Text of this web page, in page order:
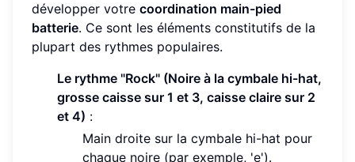
développer votre coordination main-pied
batterie. Ce sont les éléments constitutifs de la
plupart des rythmes populaires.
Le rythme "Rock" (Noire à la cymbale hi-hat,
grosse caisse sur 1 et 3, caisse claire sur 2
et 4) :
Main droite sur la cymbale hi-hat pour
chaque noire (par exemple, 'e').